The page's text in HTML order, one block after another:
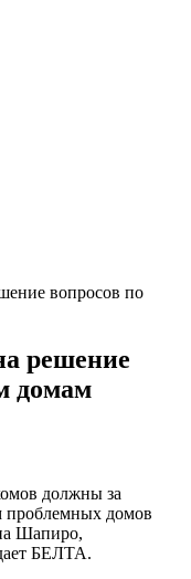
вопросов по
решение
домам
должны за
проблемных домов
Шапиро,
БЕЛТА.